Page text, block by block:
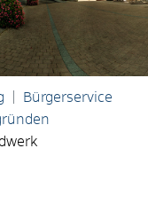
Bürgerservice